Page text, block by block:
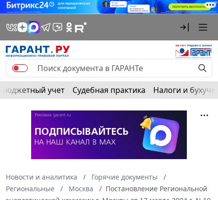
Бюджетный учет Судебная практика Налоги и
Новости и аналитика
Горячие документы
Региональные
Москва
Постановление Региональной